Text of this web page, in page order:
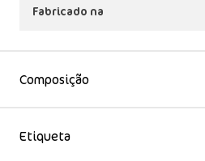
Fabricado na
Composição
Etiqueta